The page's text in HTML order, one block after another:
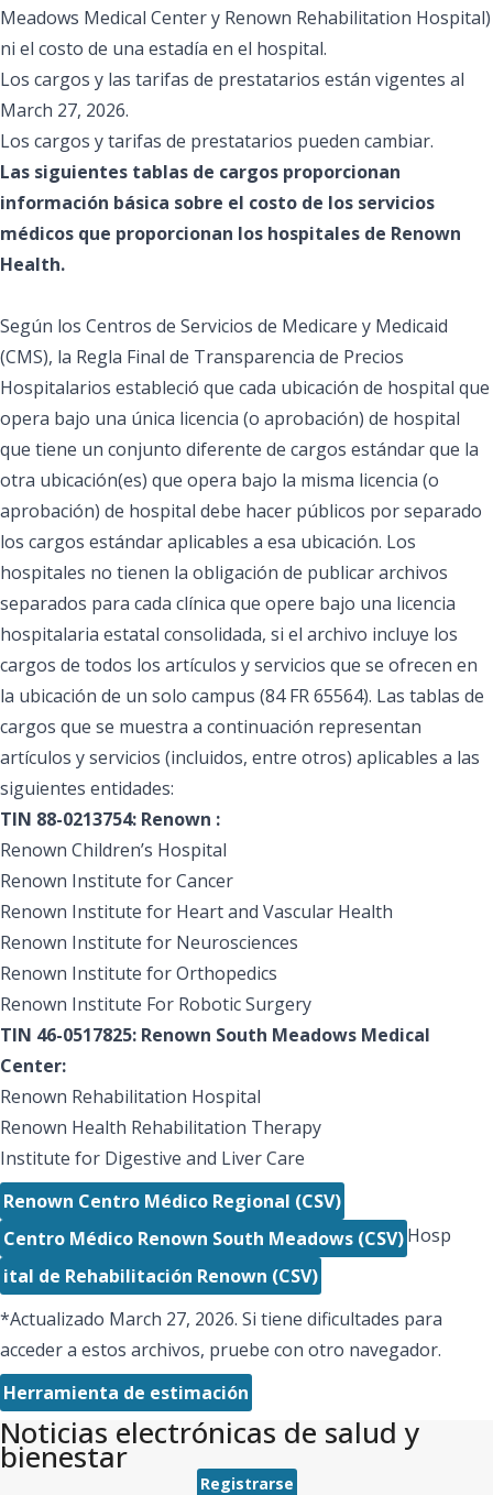
Meadows Medical Center y Renown Rehabilitation Hospital)
ni el costo de una estadía en el hospital.
Los cargos y las tarifas de prestatarios están vigentes al
March 27, 2026.
Los cargos y tarifas de prestatarios pueden cambiar.
Las siguientes tablas de cargos proporcionan
información básica sobre el costo de los servicios
médicos que proporcionan los hospitales de Renown
Health.
Según los Centros de Servicios de Medicare y Medicaid
(CMS), la Regla Final de Transparencia de Precios
Hospitalarios estableció que cada ubicación de hospital que
opera bajo una única licencia (o aprobación) de hospital
que tiene un conjunto diferente de cargos estándar que la
otra ubicación(es) que opera bajo la misma licencia (o
aprobación) de hospital debe hacer públicos por separado
los cargos estándar aplicables a esa ubicación. Los
hospitales no tienen la obligación de publicar archivos
separados para cada clínica que opere bajo una licencia
hospitalaria estatal consolidada, si el archivo incluye los
cargos de todos los artículos y servicios que se ofrecen en
la ubicación de un solo campus (84 FR 65564). Las tablas de
cargos que se muestra a continuación representan
artículos y servicios (incluidos, entre otros) aplicables a las
siguientes entidades:
TIN 88-0213754: Renown :
Renown Children’s Hospital
Renown Institute for Cancer
Renown Institute for Heart and Vascular Health
Renown Institute for Neurosciences
Renown Institute for Orthopedics
Renown Institute For Robotic Surgery
TIN 46-0517825: Renown South Meadows Medical
Center:
Renown Rehabilitation Hospital
Renown Health Rehabilitation Therapy
Institute for Digestive and Liver Care
Renown Centro Médico Regional (CSV)
Centro Médico Renown South Meadows (CSV)Hosp
ital de Rehabilitación Renown (CSV)
*Actualizado March 27, 2026. Si tiene dificultades para
acceder a estos archivos, pruebe con otro navegador.
Herramienta de estimación
Noticias electrónicas de salud y
bienestar
Registrarse